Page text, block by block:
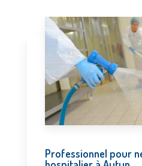
Professionnel pour